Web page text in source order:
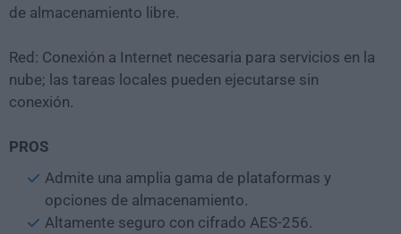
de almacenamiento libre.
Red: Conexión a Internet necesaria para servicios en la
nube; las tareas locales pueden ejecutarse sin
conexión.
PROS
Admite una amplia gama de plataformas y
opciones de almacenamiento.
Altamente seguro con cifrado AES-256.